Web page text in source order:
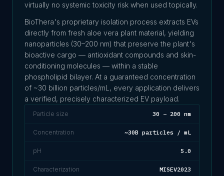
virtually no systemic toxicity risk when used topically.
BioThera's proprietary isolation process extracts EVs
directly from fresh aloe vera plant material, yielding
nanoparticles (30–200 nm) that preserve the plant's
bioactive cargo — antioxidant compounds and skin-
conditioning molecules — within a stable
phospholipid bilayer. At a guaranteed concentration
of ~30 billion particles/mL, every application delivers
a verified, precisely characterized EV payload.
Particle size 30 – 200 nm
Concentration ~30B particles / mL
pH 5.0
Characterization MISEV2023